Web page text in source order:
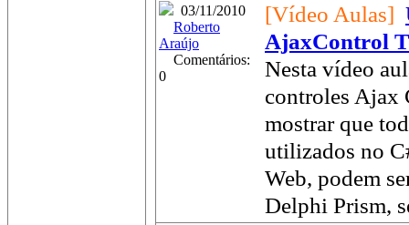
03/11/2010
Roberto
Araújo
Comentários:
0
[Vídeo Aulas]
AjaxControl
Nesta vídeo
controles Ajax
mostrar que
utilizados no
Web, podem
Delphi Prism,